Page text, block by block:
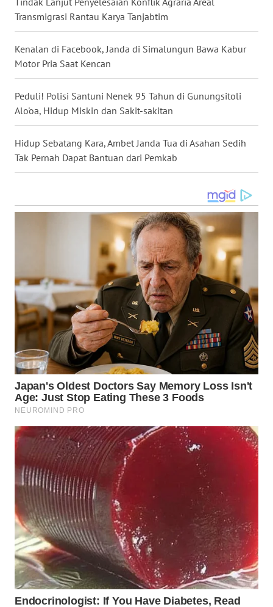
Transmigrasi Rantau Karya Tanjabtim
Kenalan di Facebook, Janda di Simalungun Bawa Kabur
Motor Pria Saat Kencan
Peduli! Polisi Santuni Nenek 95 Tahun di Gunungsitoli
Alo'oa, Hidup Miskin dan Sakit-sakitan
Hidup Sebatang Kara, Ambet Janda Tua di Asahan Sedih
Tak Pernah Dapat Bantuan dari Pemkab
SULSEL
GORONTALO
WN
SULUT
WN
MALUKU
WN
DANAU
TOBA
WN
NIAS
WN
WN
TAPANULI
SELATAN
WN
TANJUNG
LESUNG
WN
KARO
WN
SIMALUNGUN